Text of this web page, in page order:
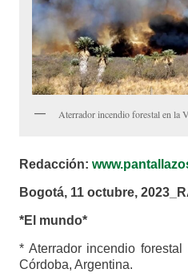
Aterrador incendio forestal en la
Redacción:
Bogotá, 11 octubre,
*El mundo*
* Aterrador incendio
Córdoba, Argentina.